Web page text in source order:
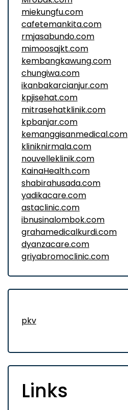
miekungfu.com
cafetemankita.com
rmjasabundo.com
mimoosajkt.com
kembangkawung.com
chungiwa.com
ikanbakarcianjur.com
kpjisehat.com
mitrasehatklinik.com
kpbanjar.com
kemanggisanmedical.com
kliniknirmala.com
nouvelleklinik.com
KainaHealth.com
shabirahusada.com
yadikacare.com
astaclinic.com
ibnusinalombok.com
grahamedicalkurdi.com
dyanzacare.com
griyabromoclinic.com
pkv
Links